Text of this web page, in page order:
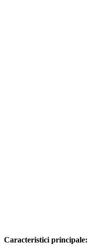
Caracteristici principale: